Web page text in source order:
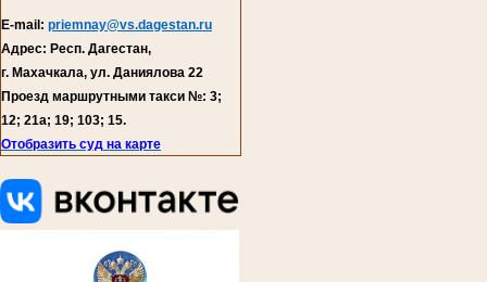
E-mail: priemnay@vs.dagestan.ru
Адрес: Респ. Дагестан,
г. Махачкала, ул. Даниялова 22
Проезд маршрутными такси №: 3;
12; 21а; 19; 103; 15.
Отобразить суд на карте